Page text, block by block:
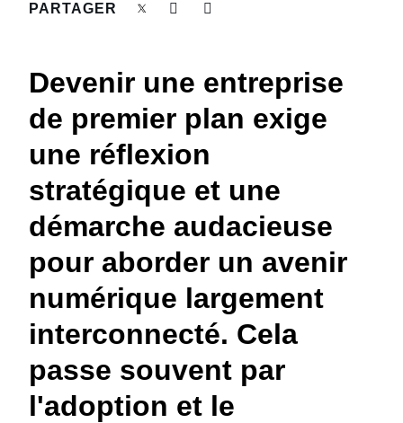
FRAIS DE DÉPLACEMENT
FRAUDE ET CONFORMITÉ
L’EXPÉRIENCE EMPLOYÉ
PARTAGER
Devenir une entreprise
de premier plan exige
une réflexion
stratégique et une
démarche audacieuse
pour aborder un avenir
numérique largement
interconnecté. Cela
passe souvent par
l'adoption et le